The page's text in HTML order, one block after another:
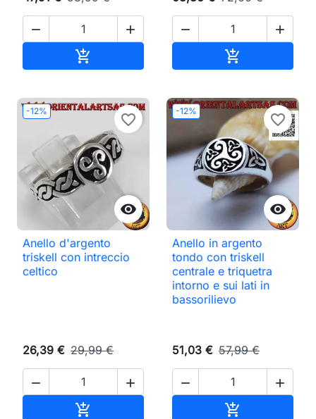
 

 

-12%

favorite_border
Anello d'argento
triskell con intreccio
celtico
26,39 € 29,99 €
 

-12%

favorite_border
Anello in argento
tondo con triskell
centrale e triquetra
intorno e sui lati in
bassorilievo
51,03 € 57,99 €
 
